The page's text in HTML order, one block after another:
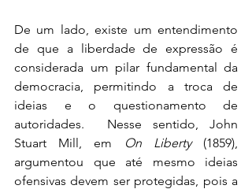
De um lado, existe um entendimento
de que a liberdade de expressão é
considerada um pilar fundamental da
democracia, permitindo a troca de
ideias e o questionamento de
autoridades.  Nesse sentido, John
Stuart Mill, em
On Liberty (1859),
argumentou que até mesmo ideias
ofensivas devem ser protegidas, pois a